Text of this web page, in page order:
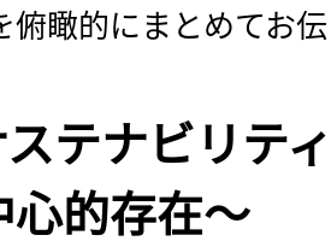
俯瞰的にまとめてお
テナビリテ
心的存在〜